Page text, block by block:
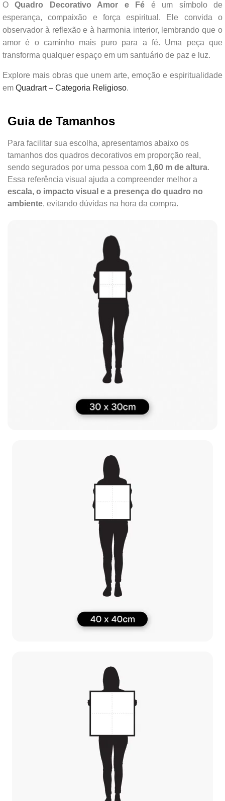
OQuadro Decorativo Amor e Fé é um símbolo de
esperança, compaixão e força espiritual. Ele convida o
observador à reflexão e à harmonia interior, lembrando que o
amor é o caminho mais puro para a fé. Uma peça que
transforma qualquer espaço em um santuário de paz e luz.
Explore mais obras que unem arte, emoção e espiritualidade
em Quadrart – Categoria Religioso.
Guia de Tamanhos
Para facilitar sua escolha, apresentamos abaixo os
tamanhos dos quadros decorativos em proporção real,
sendo segurados por uma pessoa com 1,60 m de altura.
Essa referência visual ajuda a compreender melhor a
escala, o impacto visual e a presença do quadro no
ambiente, evitando dúvidas na hora da compra.